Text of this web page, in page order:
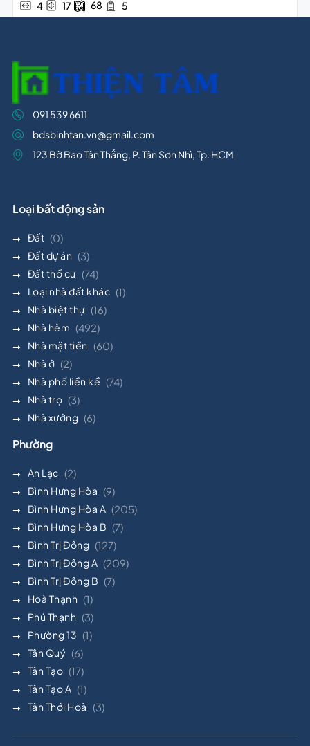
4 17 68 5
091 539 6611
bdsbinhtan.vn@gmail.com
123 Bờ Bao Tân Thắng, P. Tân Sơn Nhì, Tp. HCM
Loại bất động sản
Đất (0)
Đất dự án (3)
Đất thổ cư (74)
Loại nhà đất khác (1)
Nhà biệt thự (16)
Nhà hẻm (492)
Nhà mặt tiền (60)
Nhà ở (2)
Nhà phố liền kề (74)
Nhà trọ (3)
Nhà xưởng (6)
Phường
An Lạc (2)
Bình Hưng Hòa (9)
Bình Hưng Hòa A (205)
Bình Hưng Hòa B (7)
Bình Trị Đông (127)
Bình Trị Đông A (209)
Bình Trị Đông B (7)
Hoà Thạnh (1)
Phú Thạnh (3)
Phường 13 (1)
Tân Quý (6)
Tân Tạo (17)
Tân Tạo A (1)
Tân Thới Hoà (3)